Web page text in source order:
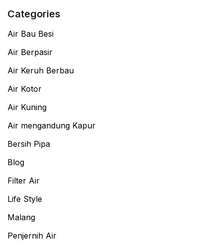
Categories
Air Bau Besi
Air Berpasir
Air Keruh Berbau
Air Kotor
Air Kuning
Air mengandung Kapur
Bersih Pipa
Blog
Filter Air
Life Style
Malang
Penjernih Air